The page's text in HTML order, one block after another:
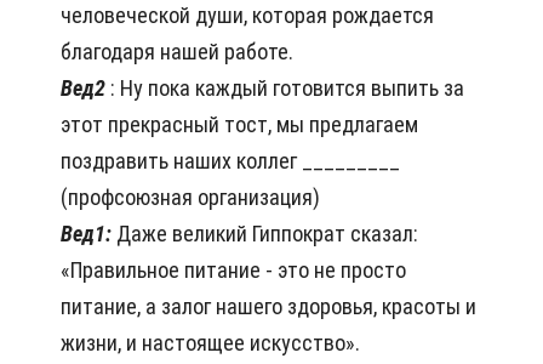
человеческой души, которая рождается
благодаря нашей работе.
Вед2 : Ну пока каждый готовится выпить за
этот прекрасный тост, мы предлагаем
поздравить наших коллег _________
(профсоюзная организация)
Вед1: Даже великий Гиппократ сказал:
«Правильное питание - это не просто
питание, а залог нашего здоровья, красоты и
жизни, и настоящее искусство».